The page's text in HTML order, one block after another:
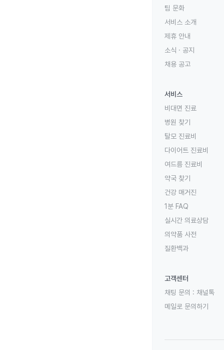
팀 문화
서비스 소개
제휴 안내
소식 · 공지
채용 공고
서비스
비대면 진료
병원 찾기
탈모 진료비
다이어트 진료비
여드름 진료비
약국 찾기
건강 매거진
1분 FAQ
실시간 의료상담
의약품 사전
질환백과
고객센터
채팅 문의 : 채널톡
메일로 문의하기